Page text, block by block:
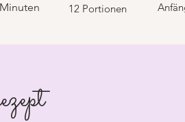
12 Portionen